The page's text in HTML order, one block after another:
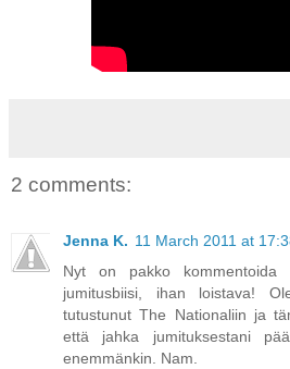
2 comments:
Jenna K. 11 March 2011 at
Nyt on pakko
jumitusbiisi, ihan loistava!
tutustunut The Nationaliin ja
että jahka jumituksestani
enemmänkin. Nam.